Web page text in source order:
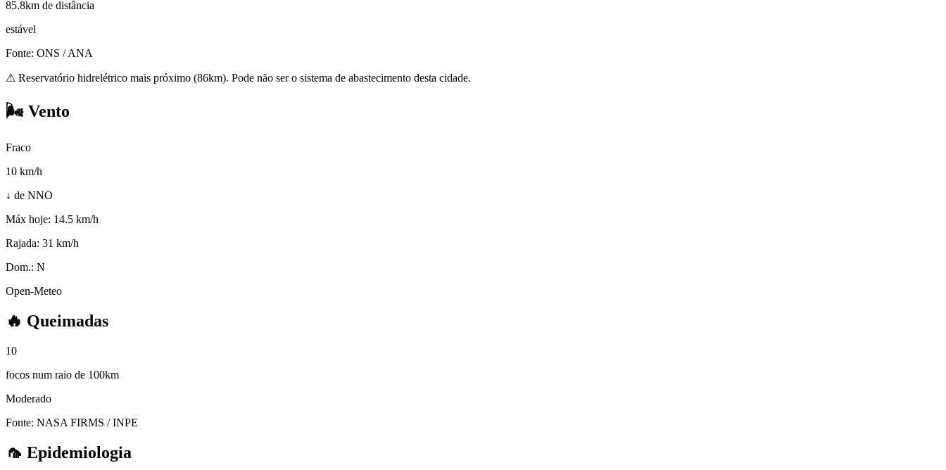
85.8km de distância
estável
Fonte: ONS / ANA
⚠ Reservatório hidrelétrico mais próximo (86km). Pode não ser o sistema de abastecimento desta cidade.
🌬️ Vento
Fraco
10 km/h
↓ de NNO
Máx hoje: 14.5 km/h
Rajada: 31 km/h
Dom.: N
Open-Meteo
🔥 Queimadas
10
focos num raio de 100km
Moderado
Fonte: NASA FIRMS / INPE
🦟 Epidemiologia